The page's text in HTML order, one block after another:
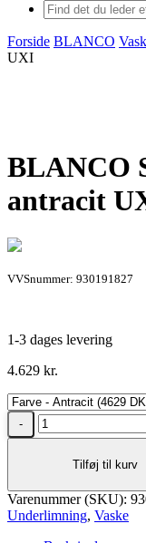
Forside BLANCO
UXI
BLANCO
antracit
VVSnummer: 930191827
1-3 dages levering
4.629 kr.
BLANCO
SUBLINE
UXI
antal
Tilføj til kurv
Varenummer (SKU):
Underlimning, Vaske